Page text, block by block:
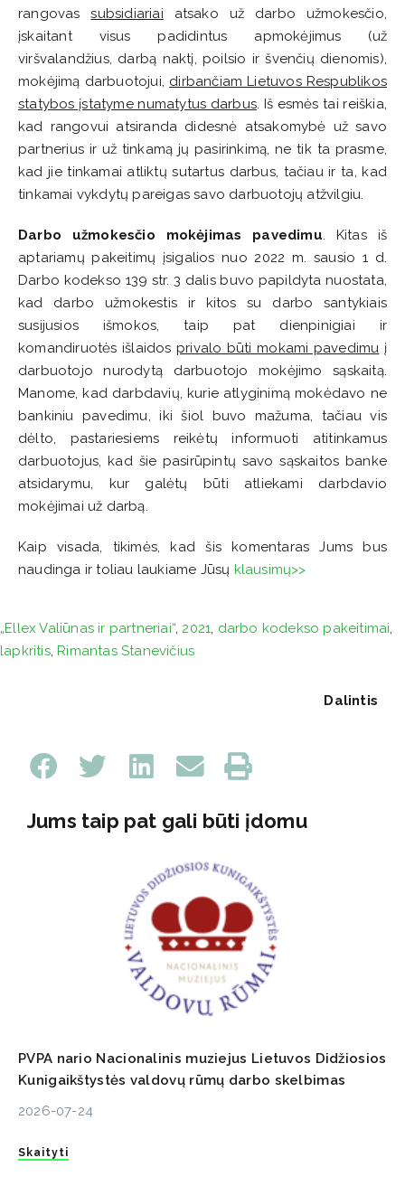
rangovassubsidiariai atsako už darbo užmokesčio,
įskaitant visus padidintus apmokėjimus (už
viršvalandžius, darbą naktį, poilsio ir švenčių dienomis),
mokėjimą darbuotojui, dirbančiam Lietuvos Respublikos
statybos įstatyme numatytus darbus. Iš esmės tai reiškia,
kad rangovui atsiranda didesnė atsakomybė už savo
partnerius ir už tinkamą jų pasirinkimą, ne tik ta prasme,
kad jie tinkamai atliktų sutartus darbus, tačiau ir ta, kad
tinkamai vykdytų pareigas savo darbuotojų atžvilgiu.
Darbo užmokesčio mokėjimas pavedimu. Kitas iš
aptariamų pakeitimų įsigalios nuo 2022 m. sausio 1 d.
Darbo kodekso 139 str. 3 dalis buvo papildyta nuostata,
kad darbo užmokestis ir kitos su darbo santykiais
susijusios išmokos, taip pat dienpinigiai ir
komandiruotės išlaidosprivalo būti mokami pavedimu į
darbuotojo nurodytą darbuotojo mokėjimo sąskaitą.
Manome, kad darbdavių, kurie atlyginimą mokėdavo ne
bankiniu pavedimu, iki šiol buvo mažuma, tačiau vis
dėlto, pastariesiems reikėtų informuoti atitinkamus
darbuotojus, kad šie pasirūpintų savo sąskaitos banke
atsidarymu, kur galėtų būti atliekami darbdavio
mokėjimai už darbą.
Kaip visada, tikimės, kad šis komentaras Jums bus
naudinga ir toliau laukiame Jūsų klausimų>>
„Ellex Valiūnas ir partneriai“, 2021, darbo kodekso pakeitimai,
lapkritis, Rimantas Stanevičius
Dalintis
Jums taip pat gali būti įdomu
PVPA nario Nacionalinis muziejus Lietuvos Didžiosios
Kunigaikštystės valdovų rūmų darbo skelbimas
2026-07-24
Skaityti